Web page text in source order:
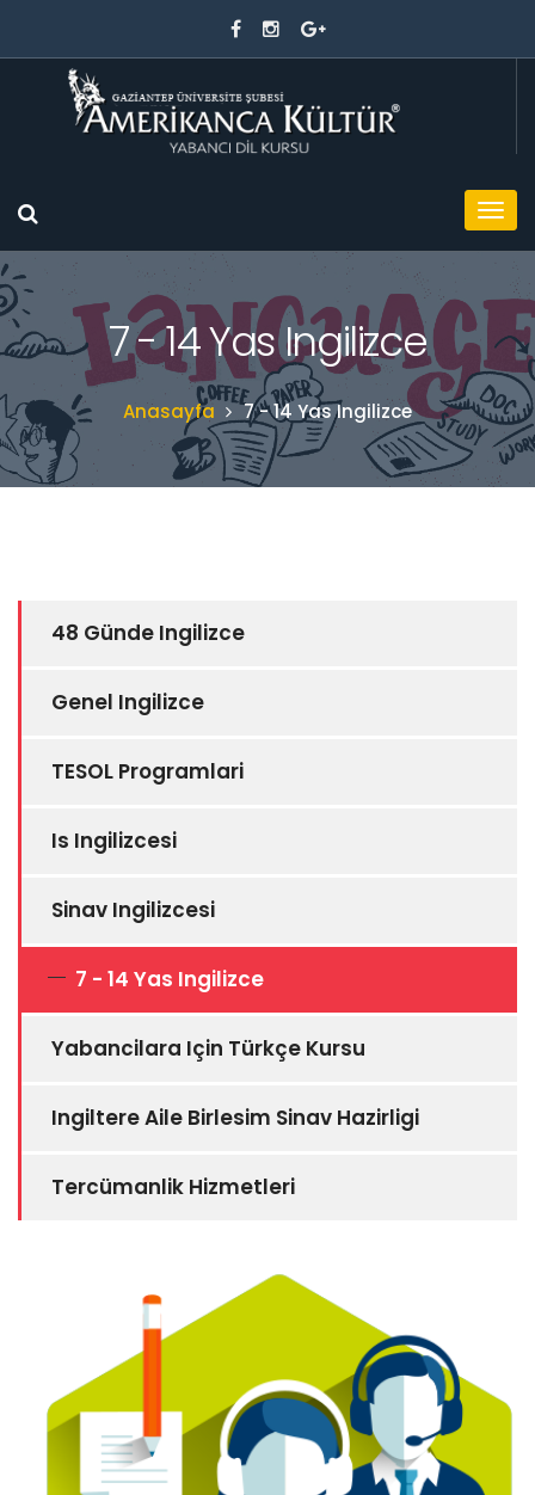
7 - 14 Yas Ingilizce
Anasayfa 7 - 14 Yas Ingilizce
48 Günde Ingilizce
Genel Ingilizce
TESOL Programlari
Is Ingilizcesi
Sinav Ingilizcesi
7 - 14 Yas Ingilizce
Yabancilara Için Türkçe Kursu
Ingiltere Aile Birlesim Sinav Hazirligi
Tercümanlik Hizmetleri